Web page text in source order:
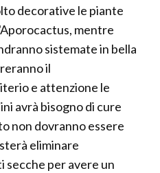
decorative le piante
mentre
sistemate in bella
il
e attenzione le
avrà bisogno di cure
non dovranno essere
eliminare
per avere un